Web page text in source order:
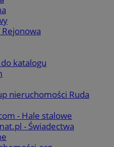
katalogu
nieruchomości Ruda
- Hale stalowe
- Świadectwa